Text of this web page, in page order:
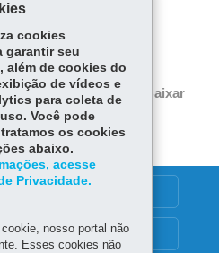
ce
bo
ok
Tw
itt
er
ha
ts
Ap
p
Imprimir Baixar
cookies
garantir seu
além de cookies do
de vídeos e
para coleta de
Você pode
os cookies
abaixo.
acesse
Privacidade.
nosso portal não
Esses cookies não